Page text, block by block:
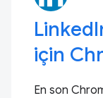
için
En son